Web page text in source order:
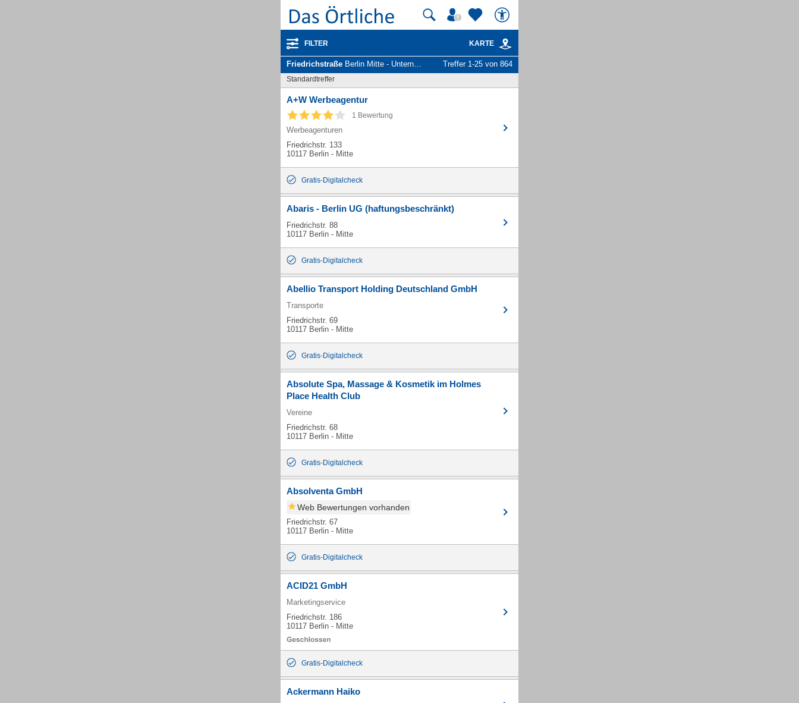
FILTER KARTE
Friedrichstraße Berlin Mitte - Unternehmen und Personen Treffer 1-25 von 864
Standardtreffer
A+W Werbeagentur
1 Bewertung
Werbeagenturen
Friedrichstr. 133
10117 Berlin - Mitte
Gratis-Digitalcheck
Abaris - Berlin UG (haftungsbeschränkt)
Friedrichstr. 88
10117 Berlin - Mitte
Gratis-Digitalcheck
Abellio Transport Holding Deutschland GmbH
Transporte
Friedrichstr. 69
10117 Berlin - Mitte
Gratis-Digitalcheck
Absolute Spa, Massage & Kosmetik im Holmes
Place Health Club
Vereine
Friedrichstr. 68
10117 Berlin - Mitte
Gratis-Digitalcheck
Absolventa GmbH
Web Bewertungen vorhanden
Friedrichstr. 67
10117 Berlin - Mitte
Gratis-Digitalcheck
ACID21 GmbH
Marketingservice
Friedrichstr. 186
10117 Berlin - Mitte
Gratis-Digitalcheck
Ackermann Haiko